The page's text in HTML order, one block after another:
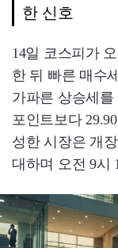
한 신호
14일 코스피가
한 뒤 빠른 매수
가파른 상승세를
포인트보다
성한 시장은 개
대하며 오전 9시